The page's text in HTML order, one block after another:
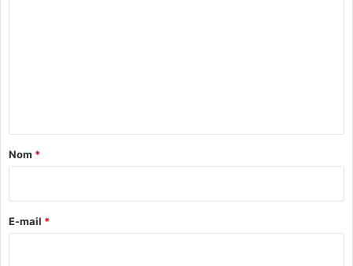
a
e
Nom *
E-mail *